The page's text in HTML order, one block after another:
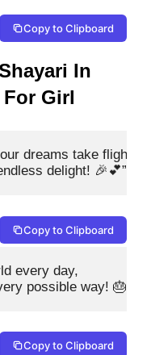
Copy to Clipboard
In
Girl
dreams take flight,
delight! 🎉💕”
Copy to Clipboard
every day,
possible way! 🎂✨”
Copy to Clipboard